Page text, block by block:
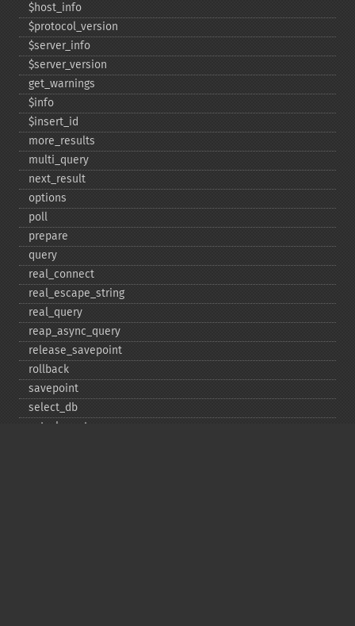
$host_​info
$protocol_​version
$server_​info
$server_​version
get_​warnings
$info
$insert_​id
more_​results
multi_​query
next_​result
options
poll
prepare
query
real_​connect
real_​escape_​string
real_​query
reap_​async_​query
release_​savepoint
rollback
savepoint
select_​db
set_​charset